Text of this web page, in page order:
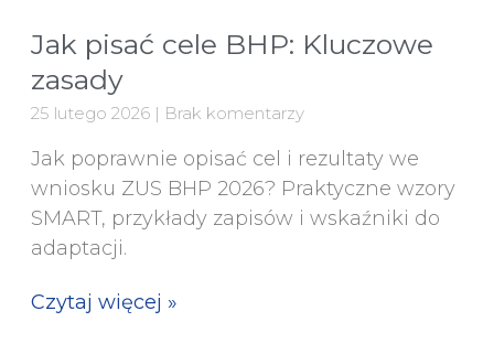
Jak pisać cele BHP: Kluczowe
zasady
25 lutego 2026 Brak komentarzy
Jak poprawnie opisać cel i rezultaty we
wniosku ZUS BHP 2026? Praktyczne wzory
SMART, przykłady zapisów i wskaźniki do
adaptacji.
Czytaj więcej »